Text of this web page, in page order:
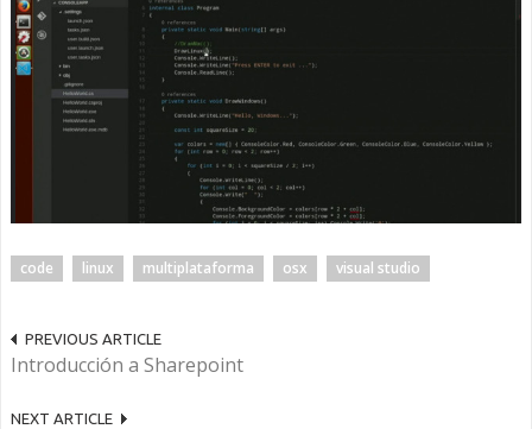
code linux multiplataforma osx visual studio
PREVIOUS ARTICLE
Introducción a Sharepoint
NEXT ARTICLE